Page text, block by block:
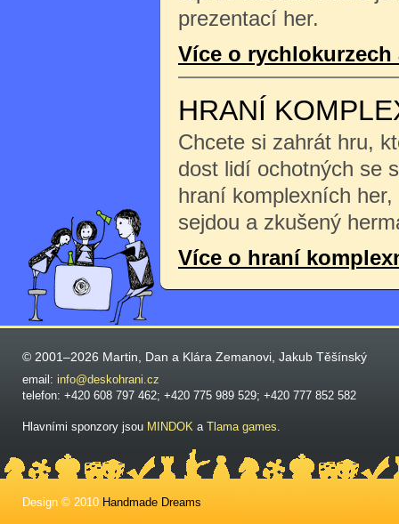
prezentací her.
Více o rychlokurzech
HRANÍ
Chcete si zahrát hru,
dost lidí ochotných se
hraní komplexních
sejdou a zkušený
Více o hraní
© 2001–2026 Martin, Dan a Klára Zemanovi, Jakub Těšínský
email: info@deskohrani.cz
telefon: +420 608 797 462; +420 775 989 529; +420 777 852 582
Hlavními sponzory jsou MINDOK a Tlama games.
Design © 2010 Handmade Dreams